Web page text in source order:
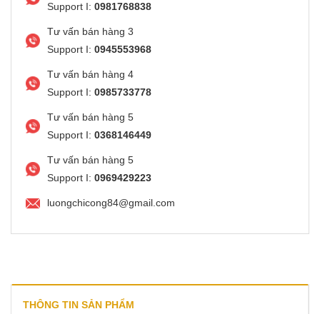
Support I: 0981768838
Tư vấn bán hàng 3
Support I: 0945553968
Tư vấn bán hàng 4
Support I: 0985733778
Tư vấn bán hàng 5
Support I: 0368146449
Tư vấn bán hàng 5
Support I: 0969429223
luongchicong84@gmail.com
THÔNG TIN SẢN PHẨM